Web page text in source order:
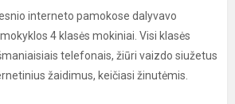
interneto pamokose dalyvavo
4 klasės mokiniai. Visi klasės
telefonais, žiūri vaizdo siužetus
žaidimus, keičiasi žinutėmis.